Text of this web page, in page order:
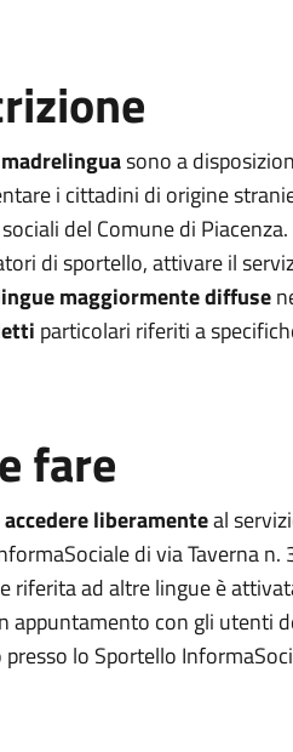
sono a
i cittadini di origine
del Comune di
di sportello, attivareil
maggiormente diffuse
particolari riferiti a
fare
accedere liberamenteal
di via Taverna n.
riferita ad altre lingue è
appuntamento con gli utenti
presso lo Sportello